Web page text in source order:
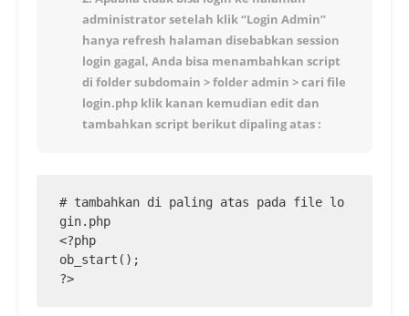
administrator setelah klik “Login Admin”
hanya refresh halaman disebabkan session
login gagal, Anda bisa menambahkan script
di folder subdomain > folder admin > cari file
login.php klik kanan kemudian edit dan
tambahkan script berikut dipaling atas :
# tambahkan di paling atas pada file lo
gin.php
<?php
ob_start();
?>